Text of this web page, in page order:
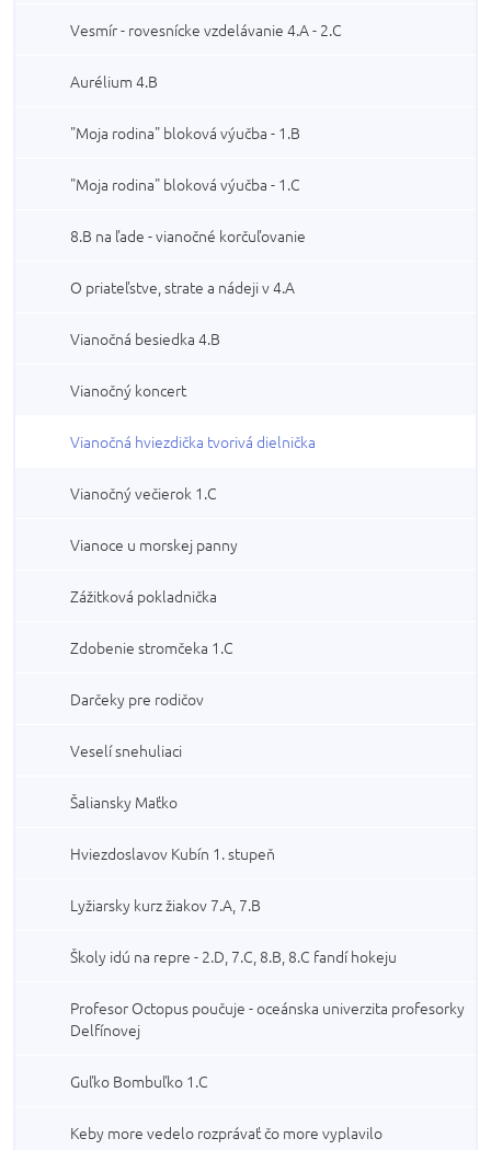
Vesmír - rovesnícke vzdelávanie 4.A - 2.C
Aurélium 4.B
"Moja rodina" bloková výučba - 1.B
"Moja rodina" bloková výučba - 1.C
8.B na ľade - vianočné korčuľovanie
O priateľstve, strate a nádeji v 4.A
Vianočná besiedka 4.B
Vianočný koncert
Vianočná hviezdička tvorivá dielnička
Vianočný večierok 1.C
Vianoce u morskej panny
Zážitková pokladnička
Zdobenie stromčeka 1.C
Darčeky pre rodičov
Veselí snehuliaci
Šaliansky Maťko
Hviezdoslavov Kubín 1. stupeň
Lyžiarsky kurz žiakov 7.A, 7.B
Školy idú na repre - 2.D, 7.C, 8.B, 8.C fandí hokeju
Profesor Octopus poučuje - oceánska univerzita profesorky
Delfínovej
Guľko Bombuľko 1.C
Keby more vedelo rozprávať čo more vyplavilo